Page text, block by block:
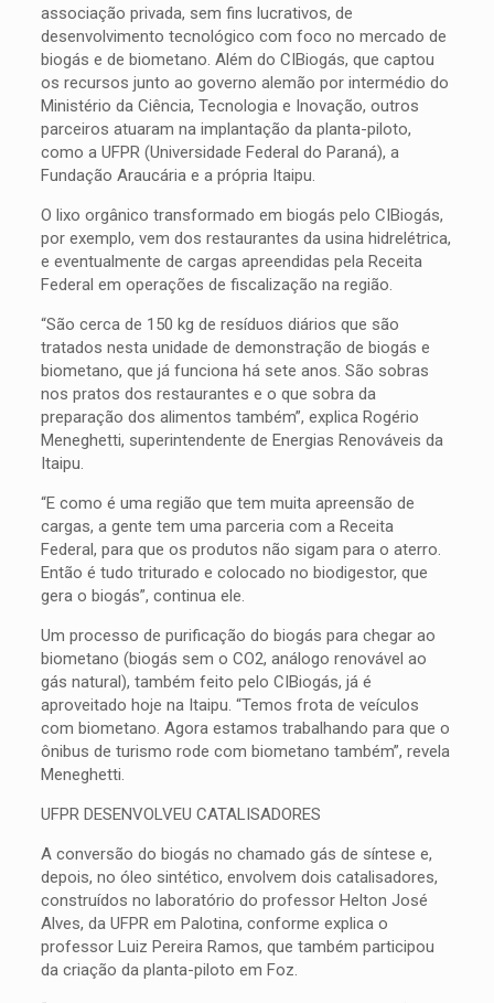
associação privada, sem fins lucrativos, de
desenvolvimento tecnológico com foco no mercado de
biogás e de biometano. Além do CIBiogás, que captou
os recursos junto ao governo alemão por intermédio do
Ministério da Ciência, Tecnologia e Inovação, outros
parceiros atuaram na implantação da planta-piloto,
como a UFPR (Universidade Federal do Paraná), a
Fundação Araucária e a própria Itaipu.
O lixo orgânico transformado em biogás pelo CIBiogás,
por exemplo, vem dos restaurantes da usina hidrelétrica,
e eventualmente de cargas apreendidas pela Receita
Federal em operações de fiscalização na região.
“São cerca de 150 kg de resíduos diários que são
tratados nesta unidade de demonstração de biogás e
biometano, que já funciona há sete anos. São sobras
nos pratos dos restaurantes e o que sobra da
preparação dos alimentos também”, explica Rogério
Meneghetti, superintendente de Energias Renováveis da
Itaipu.
“E como é uma região que tem muita apreensão de
cargas, a gente tem uma parceria com a Receita
Federal, para que os produtos não sigam para o aterro.
Então é tudo triturado e colocado no biodigestor, que
gera o biogás”, continua ele.
Um processo de purificação do biogás para chegar ao
biometano (biogás sem o CO2, análogo renovável ao
gás natural), também feito pelo CIBiogás, já é
aproveitado hoje na Itaipu. “Temos frota de veículos
com biometano. Agora estamos trabalhando para que o
ônibus de turismo rode com biometano também”, revela
Meneghetti.
UFPR DESENVOLVEU CATALISADORES
A conversão do biogás no chamado gás de síntese e,
depois, no óleo sintético, envolvem dois catalisadores,
construídos no laboratório do professor Helton José
Alves, da UFPR em Palotina, conforme explica o
professor Luiz Pereira Ramos, que também participou
da criação da planta-piloto em Foz.